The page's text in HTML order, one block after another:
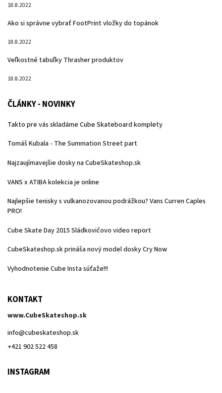
18.8.2022
Ako si správne vybrať FootPrint vložky do topánok
18.8.2022
Veľkostné tabuľky Thrasher produktov
18.8.2022
ČLÁNKY - NOVINKY
Takto pre vás skladáme Cube Skateboard komplety
Tomáš Kubala - The Summation Street part
Najzaujímavejšie dosky na CubeSkateshop.sk
VANS x ATIBA kolekcia je online
Najlepšie tenisky s vulkanozovanou podrážkou? Vans Curren Caples
PRO!
Cube Skate Day 2015 Sládkovičovo video report
CubeSkateshop.sk prináša nový model dosky Cry Now
Vyhodnotenie Cube Insta súťaže!!!
KONTAKT
www.CubeSkateshop.sk
info@cubeskateshop.sk
+421 902 522 458
INSTAGRAM